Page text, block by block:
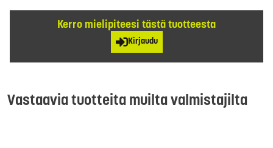
Kerro mielipiteesi tästä tuotteesta
Kirjaudu
Vastaavia tuotteita muilta valmistajilta